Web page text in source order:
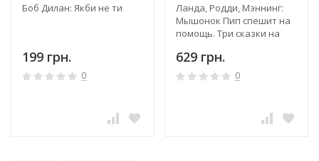
Боб Дилан: Якби не ти
199 грн.
0
Ланда, Родди, Мэннинг:
Мышонок Пип спешит на
помощь. Три сказки на
629 грн.
0